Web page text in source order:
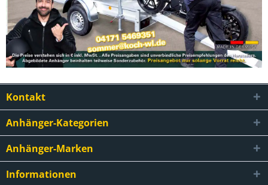
Kontakt
Anhänger-Kategorien
Anhänger-Marken
Informationen